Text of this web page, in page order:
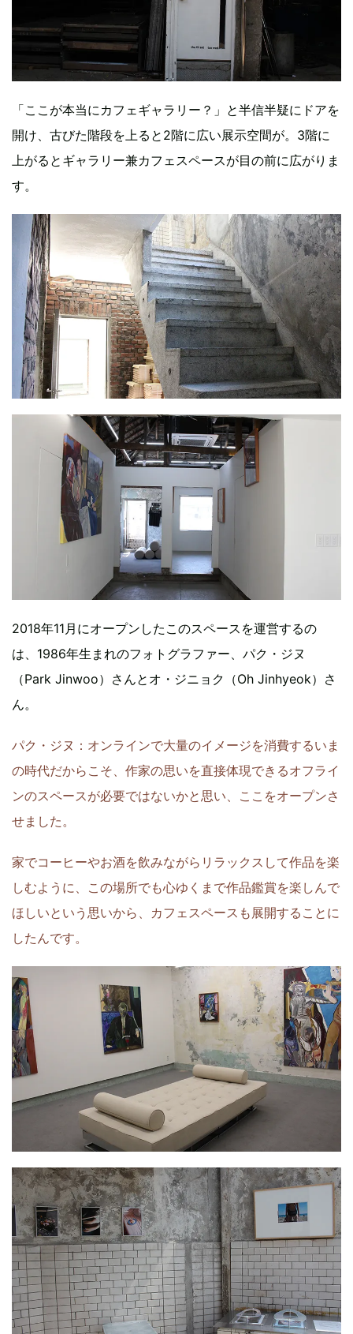
「ここが本当にカフェギャラリー？」と半信半疑にドアを
開け、古びた階段を上ると2階に広い展示空間が。3階に
上がるとギャラリー兼カフェスペースが目の前に広がりま
す。
2018年11月にオープンしたこのスペースを運営するの
は、1986年生まれのフォトグラファー、パク・ジヌ
（Park Jinwoo）さんとオ・ジニョク（Oh Jinhyeok）さ
ん。
パク・ジヌ：オンラインで大量のイメージを消費するいま
の時代だからこそ、作家の思いを直接体現できるオフライ
ンのスペースが必要ではないかと思い、ここをオープンさ
せました。
家でコーヒーやお酒を飲みながらリラックスして作品を楽
しむように、この場所でも心ゆくまで作品鑑賞を楽しんで
ほしいという思いから、カフェスペースも展開することに
したんです。